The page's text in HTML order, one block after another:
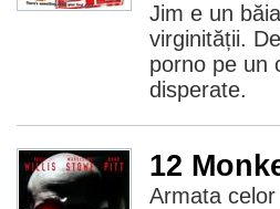
Jim e un
virginității.
porno pe un
disperate.
12
Armata